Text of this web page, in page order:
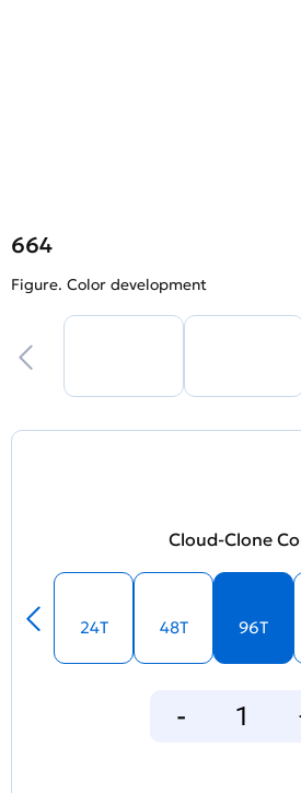
664
Figure. Color development
Cloud-Clone
24T 48T 96T